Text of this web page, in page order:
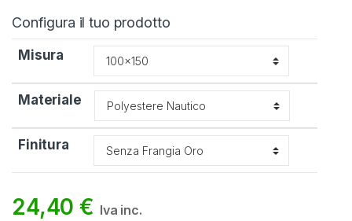
Configura il tuo prodotto
Misura
Materiale
Finitura
24,40€ Iva inc.